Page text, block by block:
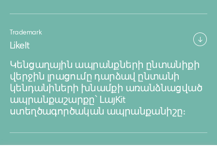
Trademark
LikeIt
Կենցաղային ապրանքների ընտանիքի
վերջին լրացումը դարձավ ընտանի
կենդանիների խնամքի առանձնացված
ապրանքաշարքը՝ ԼայKit
ստեղծագործական ապրանքանիշը։